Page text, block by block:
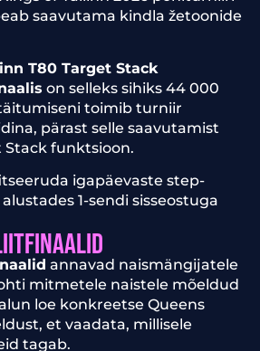
saavutama kindla žetoonide
T80 Target Stack
on selleks sihiks 44 000
toimib turniir
pärast selle saavutamist
funktsioon.
igapäevaste step-
1-sendi sisseostuga
annavad naismängijatele
mitmetele naistele mõeldud
loe konkreetse Queens
et vaadata, millisele
tagab.